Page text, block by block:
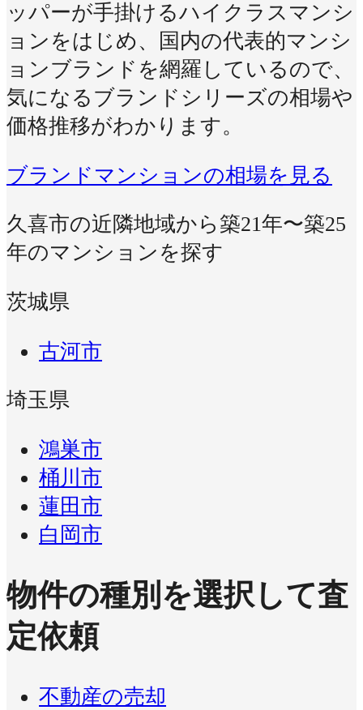
ッパーが手掛けるハイクラスマンシ
ョンをはじめ、国内の代表的マンシ
ョンブランドを網羅しているので、
気になるブランドシリーズの相場や
価格推移がわかります。
ブランドマンションの相場を見る
久喜市の近隣地域から築21年〜築25
年のマンションを探す
茨城県
古河市
埼玉県
鴻巣市
桶川市
蓮田市
白岡市
物件の種別を選択して査
定依頼
不動産の売却